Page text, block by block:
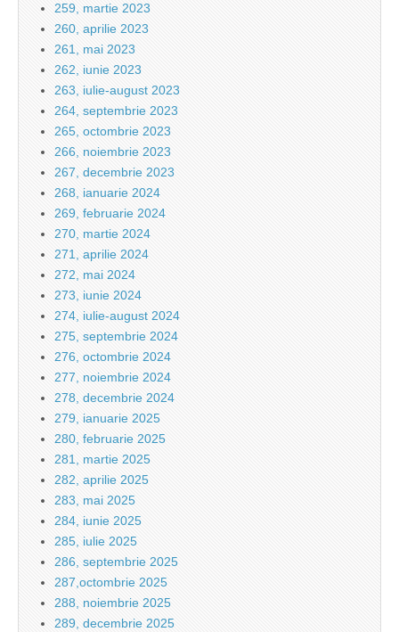
259, martie 2023
260, aprilie 2023
261, mai 2023
262, iunie 2023
263, iulie-august 2023
264, septembrie 2023
265, octombrie 2023
266, noiembrie 2023
267, decembrie 2023
268, ianuarie 2024
269, februarie 2024
270, martie 2024
271, aprilie 2024
272, mai 2024
273, iunie 2024
274, iulie-august 2024
275, septembrie 2024
276, octombrie 2024
277, noiembrie 2024
278, decembrie 2024
279, ianuarie 2025
280, februarie 2025
281, martie 2025
282, aprilie 2025
283, mai 2025
284, iunie 2025
285, iulie 2025
286, septembrie 2025
287,octombrie 2025
288, noiembrie 2025
289, decembrie 2025